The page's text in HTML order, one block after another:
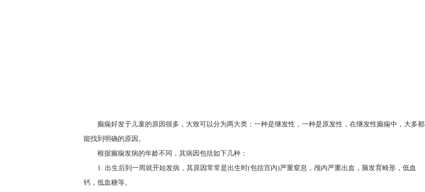
癫痫好发于儿童的原因很多，大致可以分为两大类：一种是继发性，一种是原发性，在继发性癫痫中，大多都
能找到明确的原因。
根据癫痫发病的年龄不同，其病因包括如下几种：
1. 出生后到一周就开始发病，其原因常常是出生时(包括宫内)严重窒息，颅内严重出血，脑发育畸形，低血
钙，低血糖等。